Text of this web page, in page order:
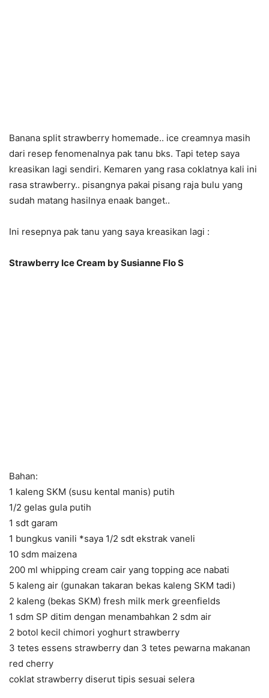
Banana split strawberry homemade.. ice creamnya masih
dari resep fenomenalnya pak tanu bks. Tapi tetep saya
kreasikan lagi sendiri. Kemaren yang rasa coklatnya kali ini
rasa strawberry.. pisangnya pakai pisang raja bulu yang
sudah matang hasilnya enaak banget..
Ini resepnya pak tanu yang saya kreasikan lagi :
Strawberry Ice Cream by Susianne Flo S
Bahan:
1 kaleng SKM (susu kental manis) putih
1/2 gelas gula putih
1 sdt garam
1 bungkus vanili *saya 1/2 sdt ekstrak vaneli
10 sdm maizena
200 ml whipping cream cair yang topping ace nabati
5 kaleng air (gunakan takaran bekas kaleng SKM tadi)
2 kaleng (bekas SKM) fresh milk merk greenfields
1 sdm SP ditim dengan menambahkan 2 sdm air
2 botol kecil chimori yoghurt strawberry
3 tetes essens strawberry dan 3 tetes pewarna makanan
red cherry
coklat strawberry diserut tipis sesuai selera